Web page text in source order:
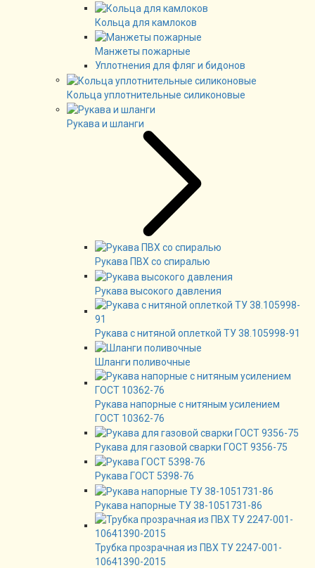
Кольца для камлоков
Манжеты пожарные
Уплотнения для фляг и бидонов
Кольца уплотнительные силиконовые
Рукава и шланги
Рукава ПВХ со спиралью
Рукава высокого давления
Рукава с нитяной оплеткой ТУ 38.105998-91
Шланги поливочные
Рукава напорные с нитяным усилением
ГОСТ 10362-76
Рукава для газовой сварки ГОСТ 9356-75
Рукава ГОСТ 5398-76
Рукава напорные ТУ 38-1051731-86
Трубка прозрачная из ПВХ ТУ 2247-001-
10641390-2015